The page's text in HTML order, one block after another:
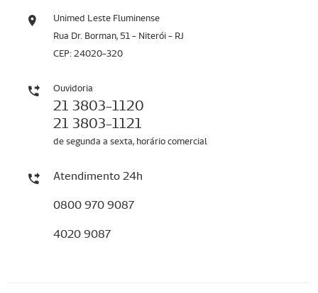
Unimed Leste Fluminense
Rua Dr. Borman, 51 - Niterói - RJ
CEP: 24020-320
Ouvidoria
21 3803-1120
21 3803-1121
de segunda a sexta, horário comercial
Atendimento 24h
0800 970 9087
4020 9087